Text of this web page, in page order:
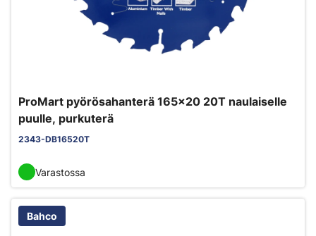
ProMart pyörösahanterä 165x20 20T naulaiselle
puulle, purkuterä
2343-DB16520T
Varastossa
Bahco